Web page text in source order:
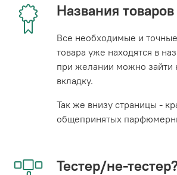
Названия товаров
Все необходимые и
товара уже находятся в
при желании можно зайти
вкладку.
Так же внизу страницы -
общепринятых
Тестер/не-